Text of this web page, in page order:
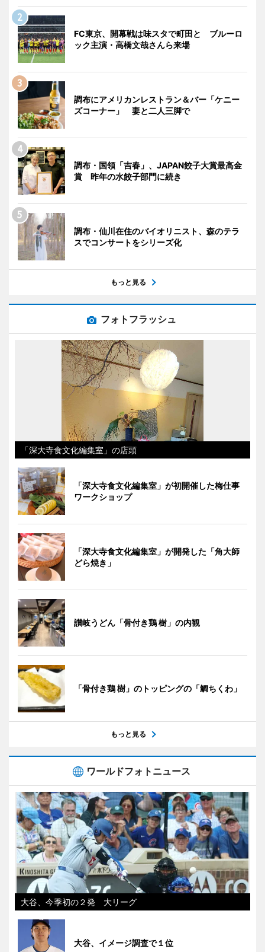
FC東京、開幕戦は味スタで町田と ブルーロ
ック主演・高橋文哉さんら来場
調布にアメリカンレストラン＆バー「ケニー
ズコーナー」 妻と二人三脚で
調布・国領「吉春」、JAPAN餃子大賞最高金
賞 昨年の水餃子部門に続き
調布・仙川在住のバイオリニスト、森のテラ
スでコンサートをシリーズ化
もっと見る
フォトフラッシュ
「深大寺食文化編集室」の店頭
「深大寺食文化編集室」が初開催した梅仕事
ワークショップ
「深大寺食文化編集室」が開発した「角大師
どら焼き」
讃岐うどん「骨付き鶏 樹」の内観
「骨付き鶏 樹」のトッピングの「鯛ちくわ」
もっと見る
ワールドフォトニュース
大谷、今季初の２発 大リーグ
大谷、イメージ調査で１位